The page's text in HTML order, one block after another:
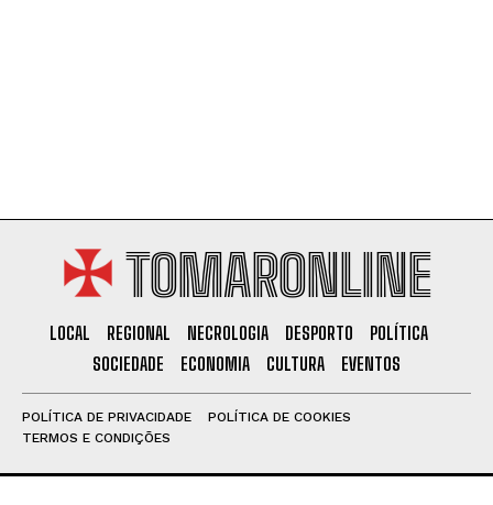
TOMARONLINE
LOCAL REGIONAL NECROLOGIA DESPORTO
POLÍTICA
SOCIEDADE
ECONOMIA CULTURA EVENTOS
POLÍTICA DE PRIVACIDADE
POLÍTICA DE COOKIES
TERMOS E CONDIÇÕES